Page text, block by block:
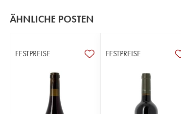
ÄHNLICHE POSTEN
FESTPREISE FESTPREISE